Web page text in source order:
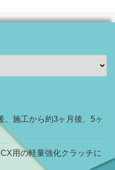
、施工から約3ヶ月後、5ヶ
用の軽量強化クラッチに